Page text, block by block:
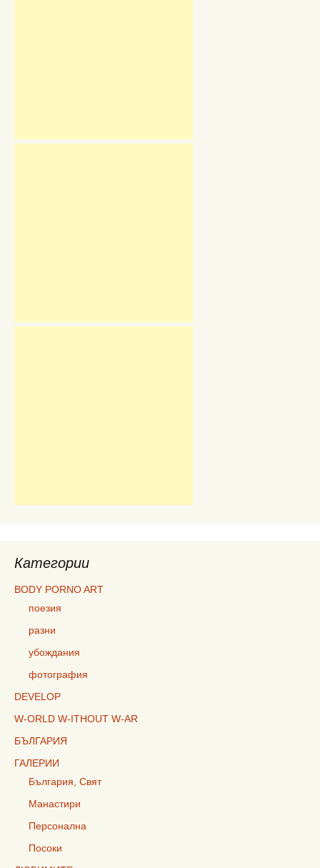
Категории
BODY PORNO ART
поезия
разни
убождания
фотография
DEVELOP
W-ORLD W-ITHOUT W-AR
БЪЛГАРИЯ
ГАЛЕРИИ
България, Свят
Манастири
Персонална
Посоки